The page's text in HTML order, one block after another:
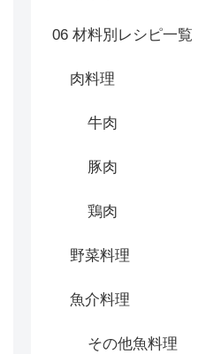
06 材料別レシピ一覧
肉料理
牛肉
豚肉
鶏肉
野菜料理
魚介料理
その他魚料理